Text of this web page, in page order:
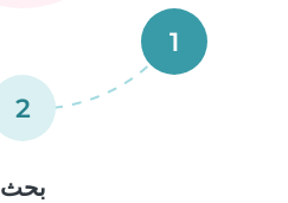
1
2
بحث